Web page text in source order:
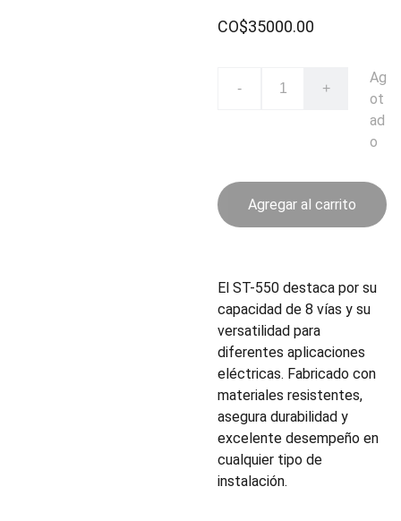
CO$35000.00
- +
Ag
ot
ad
o
Agregar al carrito
El ST-550 destaca por su
capacidad de 8 vías y su
versatilidad para
diferentes aplicaciones
eléctricas. Fabricado con
materiales resistentes,
asegura durabilidad y
excelente desempeño en
cualquier tipo de
instalación.